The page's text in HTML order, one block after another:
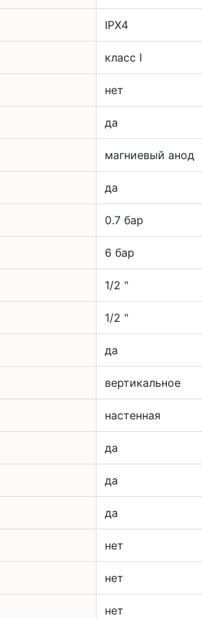
IPX4
класс I
нет
да
магниевый анод
да
0.7 бар
6 бар
1/2 "
1/2 "
да
вертикальное
настенная
да
да
да
нет
нет
нет